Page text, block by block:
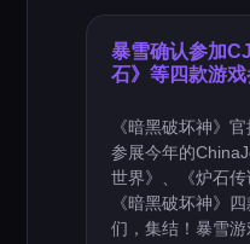
暴雪确认参加
石》等四款游戏
《暗黑破坏神》
参展今年的
世界》、《炉石传
《暗黑破坏神》
们，集结！暴雪